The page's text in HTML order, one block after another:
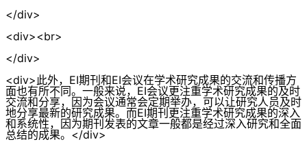
</div>
<div><br>
</div>
<div>此外，EI期刊和EI会议在学术研究成果的交流和传播方
面也有所不同。一般来说，EI会议更注重学术研究成果的及时
交流和分享，因为会议通常会定期举办，可以让研究人员及时
地分享最新的研究成果。而EI期刊更注重学术研究成果的深入
和系统性，因为期刊发表的文章一般都是经过深入研究和全面
总结的成果。</div>